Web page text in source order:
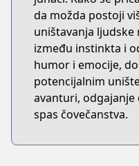
da možda postoji
uništavanja ljudske
između instinkta i
humor i emocije,
potencijalnim
avanturi, odgajanje
spas čovečanstva.